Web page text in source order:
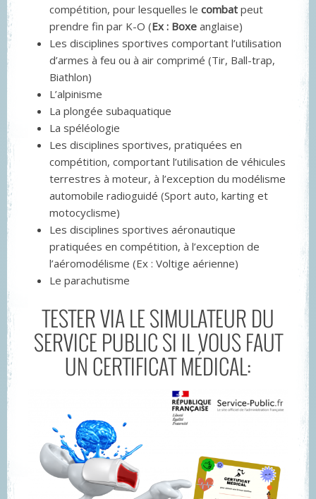
compétition, pour lesquelles le combat peut
prendre fin par K-O (Ex : Boxe anglaise)
Les disciplines sportives comportant l’utilisation
d’armes à feu ou à air comprimé (Tir, Ball-trap,
Biathlon)
L’alpinisme
La plongée subaquatique
La spéléologie
Les disciplines sportives, pratiquées en
compétition, comportant l’utilisation de véhicules
terrestres à moteur, à l’exception du modélisme
automobile radioguidé (Sport auto, karting et
motocyclisme)
Les disciplines sportives aéronautique
pratiquées en compétition, à l’exception de
l’aéromodélisme (Ex : Voltige aérienne)
Le parachutisme
TESTER VIA LE SIMULATEUR DU
SERVICE PUBLIC SI IL VOUS FAUT
UN CERTIFICAT MÉDICAL: